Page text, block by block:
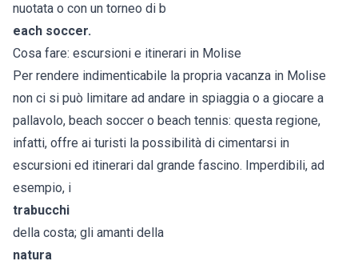
nuotata o con un torneo di b
each soccer.
Cosa fare: escursioni e itinerari in Molise
Per rendere indimenticabile la propria vacanza in Molise
non ci si può limitare ad andare in spiaggia o a giocare a
pallavolo, beach soccer o beach tennis: questa regione,
infatti, offre ai turisti la possibilità di cimentarsi in
escursioni ed itinerari dal grande fascino. Imperdibili, ad
esempio, i
trabucchi
della costa; gli amanti della
natura